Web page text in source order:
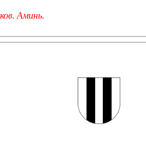
Аминь.